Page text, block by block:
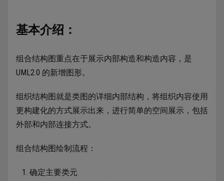
基本介绍：
组合结构图重点在于展示内部构造和构造内容，是
UML2.0 的新增图形。
组织结构图就是类图的详细内部结构，将组织内容使用
更构建化的方式展示出来，进行简单的空间展示，包括
外部和内部连接方式。
组合结构图绘制流程：
确定主要类元